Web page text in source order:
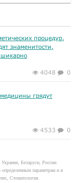
процедур,
знаменитости,
шикарно
4048 0
грядут
4533 0
Украине, Беларуси, России.
определенным параметрам и в
Стоматология.